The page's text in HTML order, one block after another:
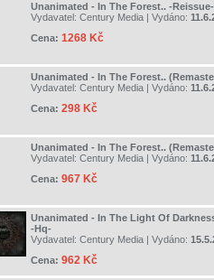
Unanimated - In The Forest.. -Reissue-
Vydavatel: Century Media | Vydáno:
Cena: 1268 Kč
Unanimated - In The Forest..
Vydavatel: Century Media | Vydáno:
Cena: 298 Kč
Unanimated - In The Forest..
Vydavatel: Century Media | Vydáno:
Cena: 967 Kč
Unanimated - In The Light Of
-Hq-
Vydavatel: Century Media | Vydáno:
Cena: 962 Kč